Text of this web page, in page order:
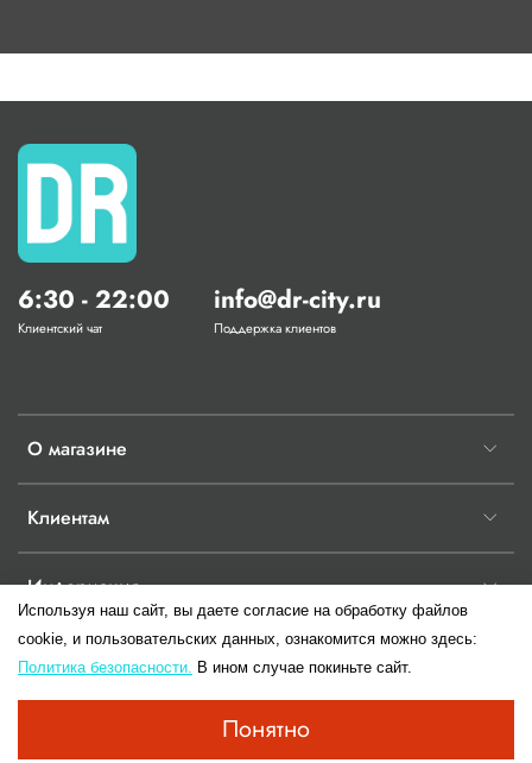
О магазине
Клиентам
Информация
6:30 - 22:00
Клиентский чат
info@dr-city.ru
Поддержка клиентов
© 2017-2026 Любое использование контента без письменного разрешения
запрещено.Информация сайта не является публичной офертой до момента
Используя наш сайт, вы даете согласие на обработку файлов
cookie, и пользовательских данных, ознакомится можно здесь:
Политика безопасности. В ином случае покиньте сайт.
Понятно